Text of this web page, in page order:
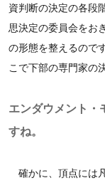
資判断の決定の各段
思決定の委員会をお
の形態を整えるので
こで下部の専門家の
エンダウメント・
すね。
確かに、頂点には